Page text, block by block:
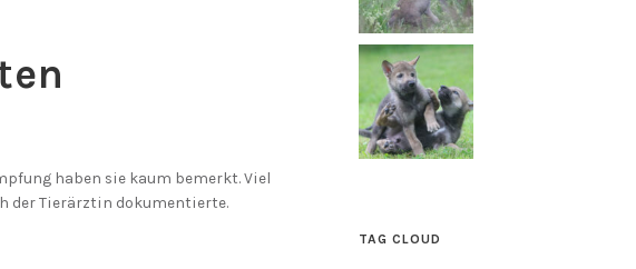
haben sie kaum bemerkt. Viel
der Tierärztin dokumentierte.
TAG CLOUD